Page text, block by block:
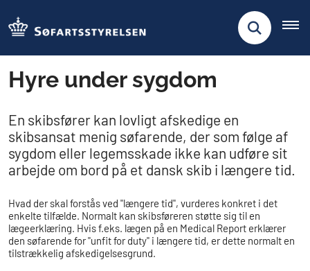
Hyre under sygdom
En skibsfører kan lovligt afskedige en
skibsansat menig søfarende, der som følge af
sygdom eller legemsskade ikke kan udføre sit
arbejde om bord på et dansk skib i længere tid.
Hvad der skal forstås ved "længere tid", vurderes konkret i det
enkelte tilfælde. Normalt kan skibsføreren støtte sig til en
lægeerklæring. Hvis f.eks. lægen på en Medical Report erklærer
den søfarende for "unfit for duty" i længere tid, er dette normalt en
tilstrækkelig afskedigelsesgrund.